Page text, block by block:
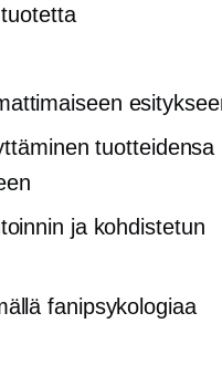
tuotteidensa
ja kohdistetun
fanipsykologiaa